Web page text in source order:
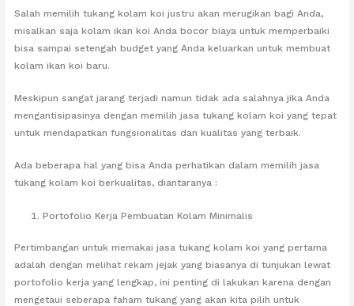
Salah memilih tukang kolam koi justru akan merugikan bagi Anda,
misalkan saja kolam ikan koi Anda bocor biaya untuk memperbaiki
bisa sampai setengah budget yang Anda keluarkan untuk membuat
kolam ikan koi baru.
Meskipun sangat jarang terjadi namun tidak ada salahnya jika Anda
mengantisipasinya dengan memilih jasa tukang kolam koi yang tepat
untuk mendapatkan fungsionalitas dan kualitas yang terbaik.
Ada beberapa hal yang bisa Anda perhatikan dalam memilih jasa
tukang kolam koi berkualitas, diantaranya :
Portofolio Kerja Pembuatan Kolam Minimalis
Pertimbangan untuk memakai jasa tukang kolam koi yang pertama
adalah dengan melihat rekam jejak yang biasanya di tunjukan lewat
portofolio kerja yang lengkap, ini penting di lakukan karena dengan
mengetaui seberapa faham tukang yang akan kita pilih untuk